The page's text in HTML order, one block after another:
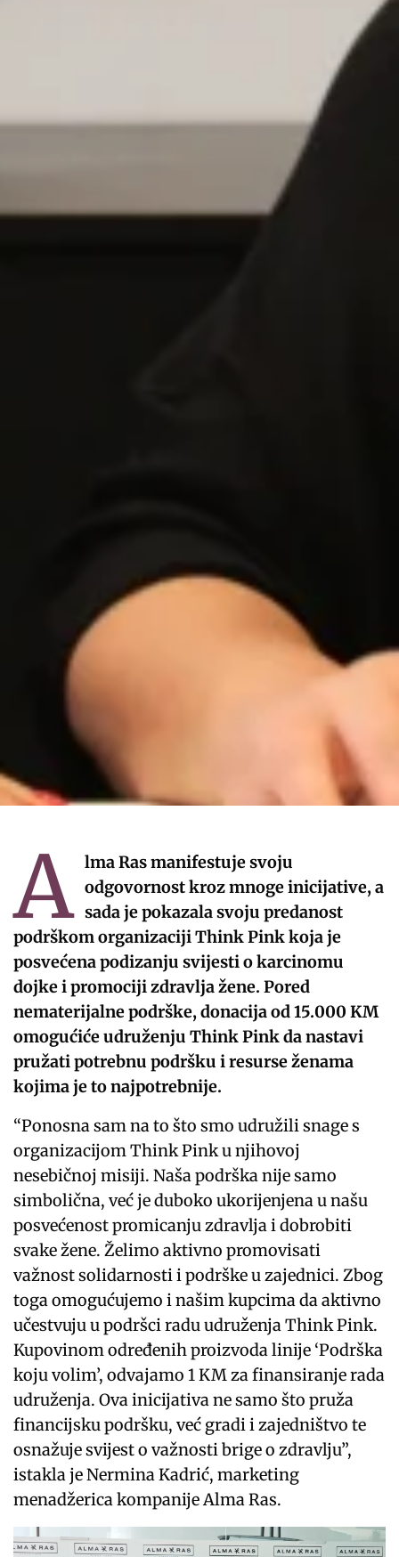
A lma Ras manifestuje svoju
odgovornost kroz mnoge inicijative, a
sada je pokazala svoju predanost
podrškom organizaciji Think Pink koja je
posvećena podizanju svijesti o karcinomu
dojke i promociji zdravlja žene. Pored
nematerijalne podrške, donacija od 15.000 KM
omogućiće udruženju Think Pink da nastavi
pružati potrebnu podršku i resurse ženama
kojima je to najpotrebnije.
“Ponosna sam na to što smo udružili snage s
organizacijom Think Pink u njihovoj
nesebičnoj misiji. Naša podrška nije samo
simbolična, već je duboko ukorijenjena u našu
posvećenost promicanju zdravlja i dobrobiti
svake žene. Želimo aktivno promovisati
važnost solidarnosti i podrške u zajednici. Zbog
toga omogućujemo i našim kupcima da aktivno
učestvuju u podršci radu udruženja Think Pink.
Kupovinom određenih proizvoda linije ‘Podrška
koju volim’, odvajamo 1 KM za finansiranje rada
udruženja. Ova inicijativa ne samo što pruža
financijsku podršku, već gradi i zajedništvo te
osnažuje svijest o važnosti brige o zdravlju”,
istakla je Nermina Kadrić, marketing
menadžerica kompanije Alma Ras.